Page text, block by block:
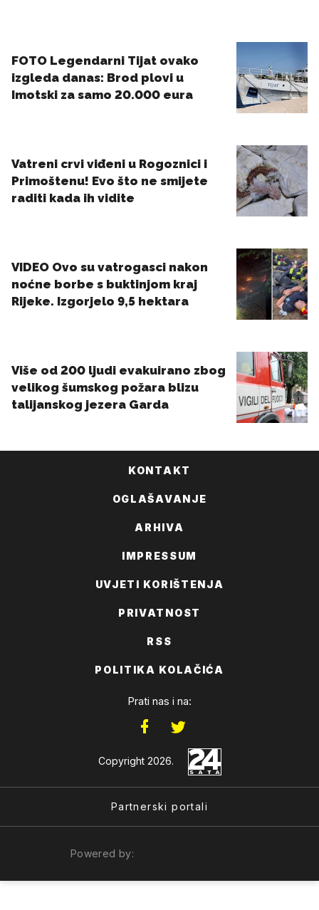
KONTAKT
OGLAŠAVANJE
ARHIVA
IMPRESSUM
UVJETI KORIŠTENJA
PRIVATNOST
RSS
POLITIKA KOLAČIĆA
Prati nas i na:
Copyright 2026.
Partnerski portali
Powered by: